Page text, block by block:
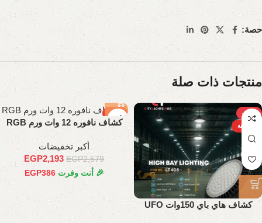
حصة:
منتجات ذات صلة
-25%
الساخنة
كشاف هاي باي 150وات UFO
-15%
كشاف نافوره 12 وات ورم RGB
أكبر تخفيضات
EGP2,579
EGP2,193
🎉 أنت وفرت EGP386